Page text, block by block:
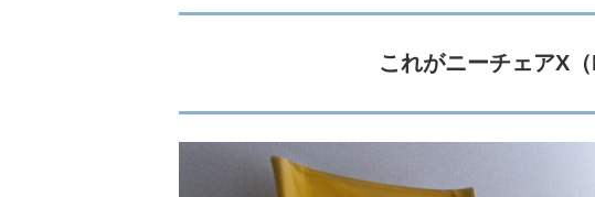
これがニーチェアX（